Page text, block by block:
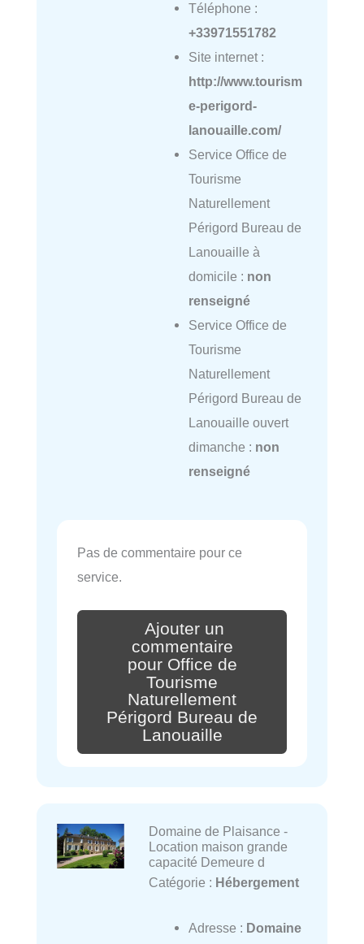
Téléphone :
+33971551782
Site internet :
http://www.tourism
e-perigord-
lanouaille.com/
Service Office de
Tourisme
Naturellement
Périgord Bureau de
Lanouaille à
domicile : non
renseigné
Service Office de
Tourisme
Naturellement
Périgord Bureau de
Lanouaille ouvert
dimanche : non
renseigné
Pas de commentaire pour ce
service.
Ajouter un
commentaire
pour Office de
Tourisme
Naturellement
Périgord Bureau de
Lanouaille
Domaine de Plaisance -
Location maison grande
capacité Demeure d
Catégorie : Hébergement
Adresse : Domaine